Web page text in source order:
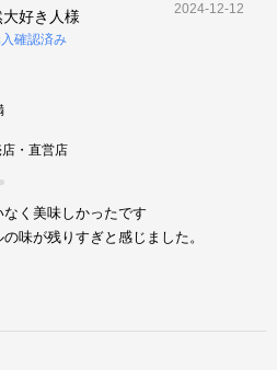
大好き人様
確認済み
2024-12-12
・直営店
く美味しかったです
味が残りすぎと感じました。